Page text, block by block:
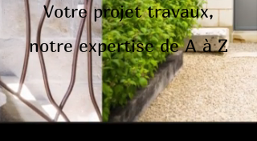
Votre projet travaux,
notre expertise de A à Z